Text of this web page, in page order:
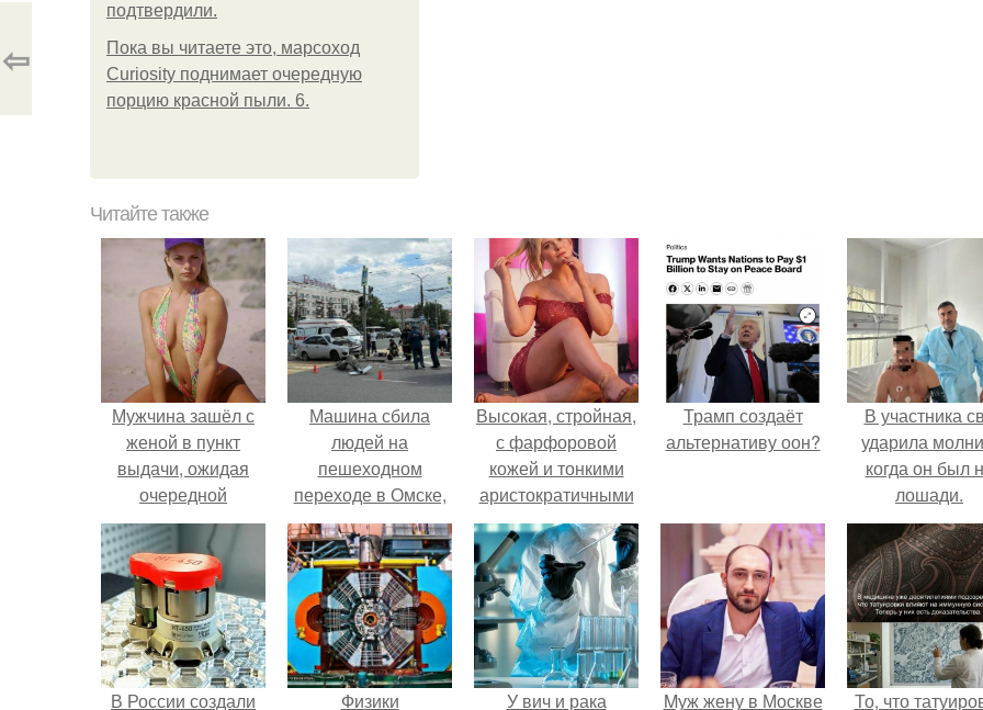
подтвердили.
Пока вы читаете это, марсоход
Curiosity поднимает очередную
порцию красной пыли. 6.
⇦
Читайте также
Мужчина зашёл с
женой в пункт
выдачи, ожидая
очередной
"Подарочек" от
маркетплейсов в
виде кучи
ненужного барахла.
Машина сбила
людей на
пешеходном
переходе в Омске,
пострадали 8
человек.
Высокая, стройная,
с фарфоровой
кожей и тонкими
аристократичными
чертами, эль
выглядит так, будто
сошла с полотна
художника.
Трамп создаёт
альтернативу оон?
В участника
ударила
когда он был
лошади.
В России создали Физики У вич и рака Mуж жену в Москве То, что